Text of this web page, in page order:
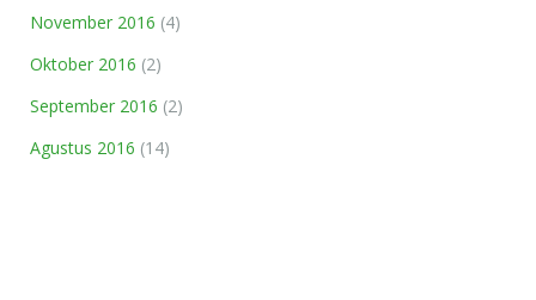
November 2016 (4)
Oktober 2016 (2)
September 2016 (2)
Agustus 2016 (14)